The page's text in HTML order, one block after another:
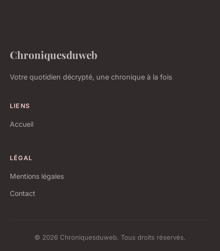
Chroniquesduweb
Votre quotidien décrypté, une chronique à la fois
LIENS
Accueil
LÉGAL
Mentions légales
Contact
© 2026 Chroniquesduweb. Tous droits réservés.